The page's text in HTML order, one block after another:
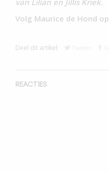
Volg Maurice de Hond op
Deel dit artikel:
REACTIES